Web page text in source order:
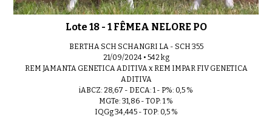
Lote 18 - 1 FÊMEA NELORE PO
BERTHA SCH SCHANGRI LA - SCH 355
21/09/2024 • 542 kg
REM JAMANTA GENETICA ADITIVA x REM IMPAR FIV GENETICA
ADITIVA
iABCZ: 28,67 - DECA: 1 - P%: 0,5 %
MGTe: 31,86 - TOP: 1 %
IQGg 34,445 - TOP: 0,5 %